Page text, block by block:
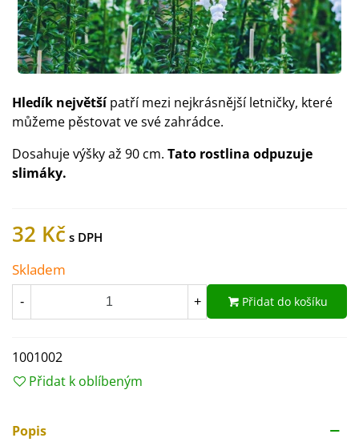
Hledík největšípatří mezi nejkrásnější letničky, které
můžeme pěstovat ve své zahrádce.
Dosahuje výšky až 90 cm. Tato rostlina odpuzuje
slimáky.
32 Kč
Skladem
- + Přidat do košíku
1001002
Přidat k oblíbeným
Popis